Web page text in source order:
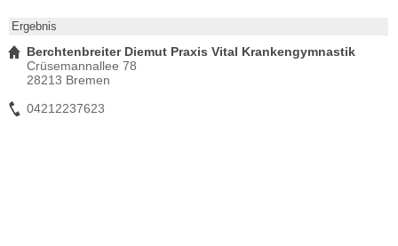
Ergebnis
Berchtenbreiter Diemut Praxis Vital Krankengymnastik
Crüsemannallee 78
28213 Bremen
04212237623